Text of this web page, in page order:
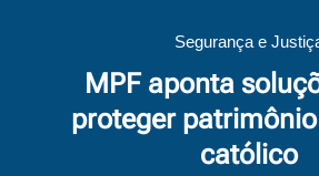
Segurança e
MPF aponta
proteger
católico